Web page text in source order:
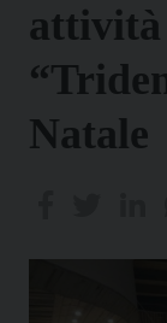
attività
Natale